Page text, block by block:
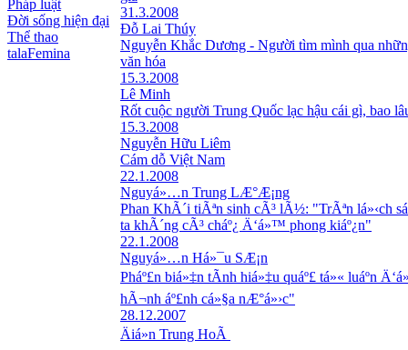
Pháp luật
Đời sống hiện đại
Thể thao
talaFemina
31.3.2008
Đỗ Lai Thúy
Nguyễn Khắc Dương - Người tìm mình qua
văn hóa
15.3.2008
Lê Minh
Rốt cuộc người Trung Quốc lạc hậu cái gì, bao
15.3.2008
Nguyễn Hữu Liêm
Cám dỗ Việt Nam
22.1.2008
Nguyá»…n Trung LÆ°Æ¡ng
Phan KhÃ´i tiÃªn sinh cÃ³ lÃ½: "TrÃªn lá»‹ch
ta khÃ´ng cÃ³ cháº¿ Ä‘á»™ phong kiáº¿n"
22.1.2008
Nguyá»…n Há»¯u SÆ¡n
Pháº£n biá»‡n tÃ­nh hiá»‡u quáº£ tá»« luáº­n
hÃ¬nh áº£nh cá»§a nÆ°á»›c"
28.12.2007
Äiá»n Trung HoÃ